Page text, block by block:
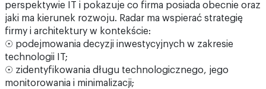
perspektywie IT i pokazuje co firma posiada obecnie oraz
jaki ma kierunek rozwoju. Radar ma wspierać strategię
firmy i architektury w kontekście:
☉ podejmowania decyzji inwestycyjnych w zakresie
technologii IT;
☉ zidentyfikowania długu technologicznego, jego
monitorowania i minimalizacji;